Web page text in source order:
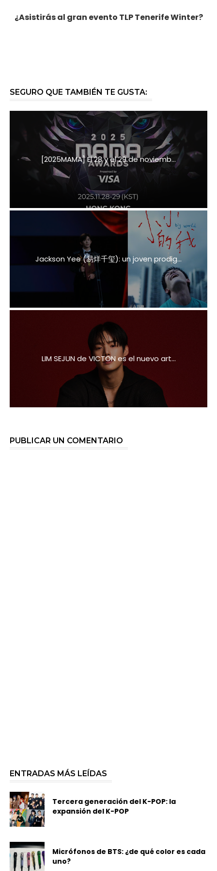
¿Asistirás al gran evento TLP Tenerife Winter?
SEGURO QUE TAMBIÉN TE GUSTA:
[2025MAMA] El 28 y el 29 de noviemb...
Jackson Yee (易烊千玺): un joven prodig...
LIM SEJUN de VICTON es el nuevo art...
PUBLICAR UN COMENTARIO
ENTRADAS MÁS LEÍDAS
Tercera generación del K-POP: la
expansión del K-POP
Micrófonos de BTS: ¿de qué color es cada
uno?